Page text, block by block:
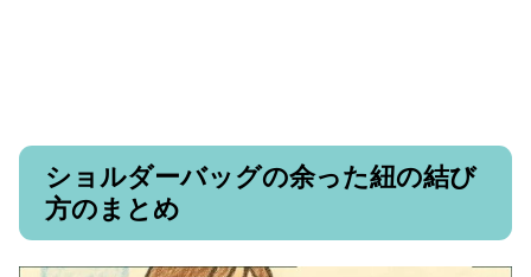
ショルダーバッグの余った紐の結び
方のまとめ